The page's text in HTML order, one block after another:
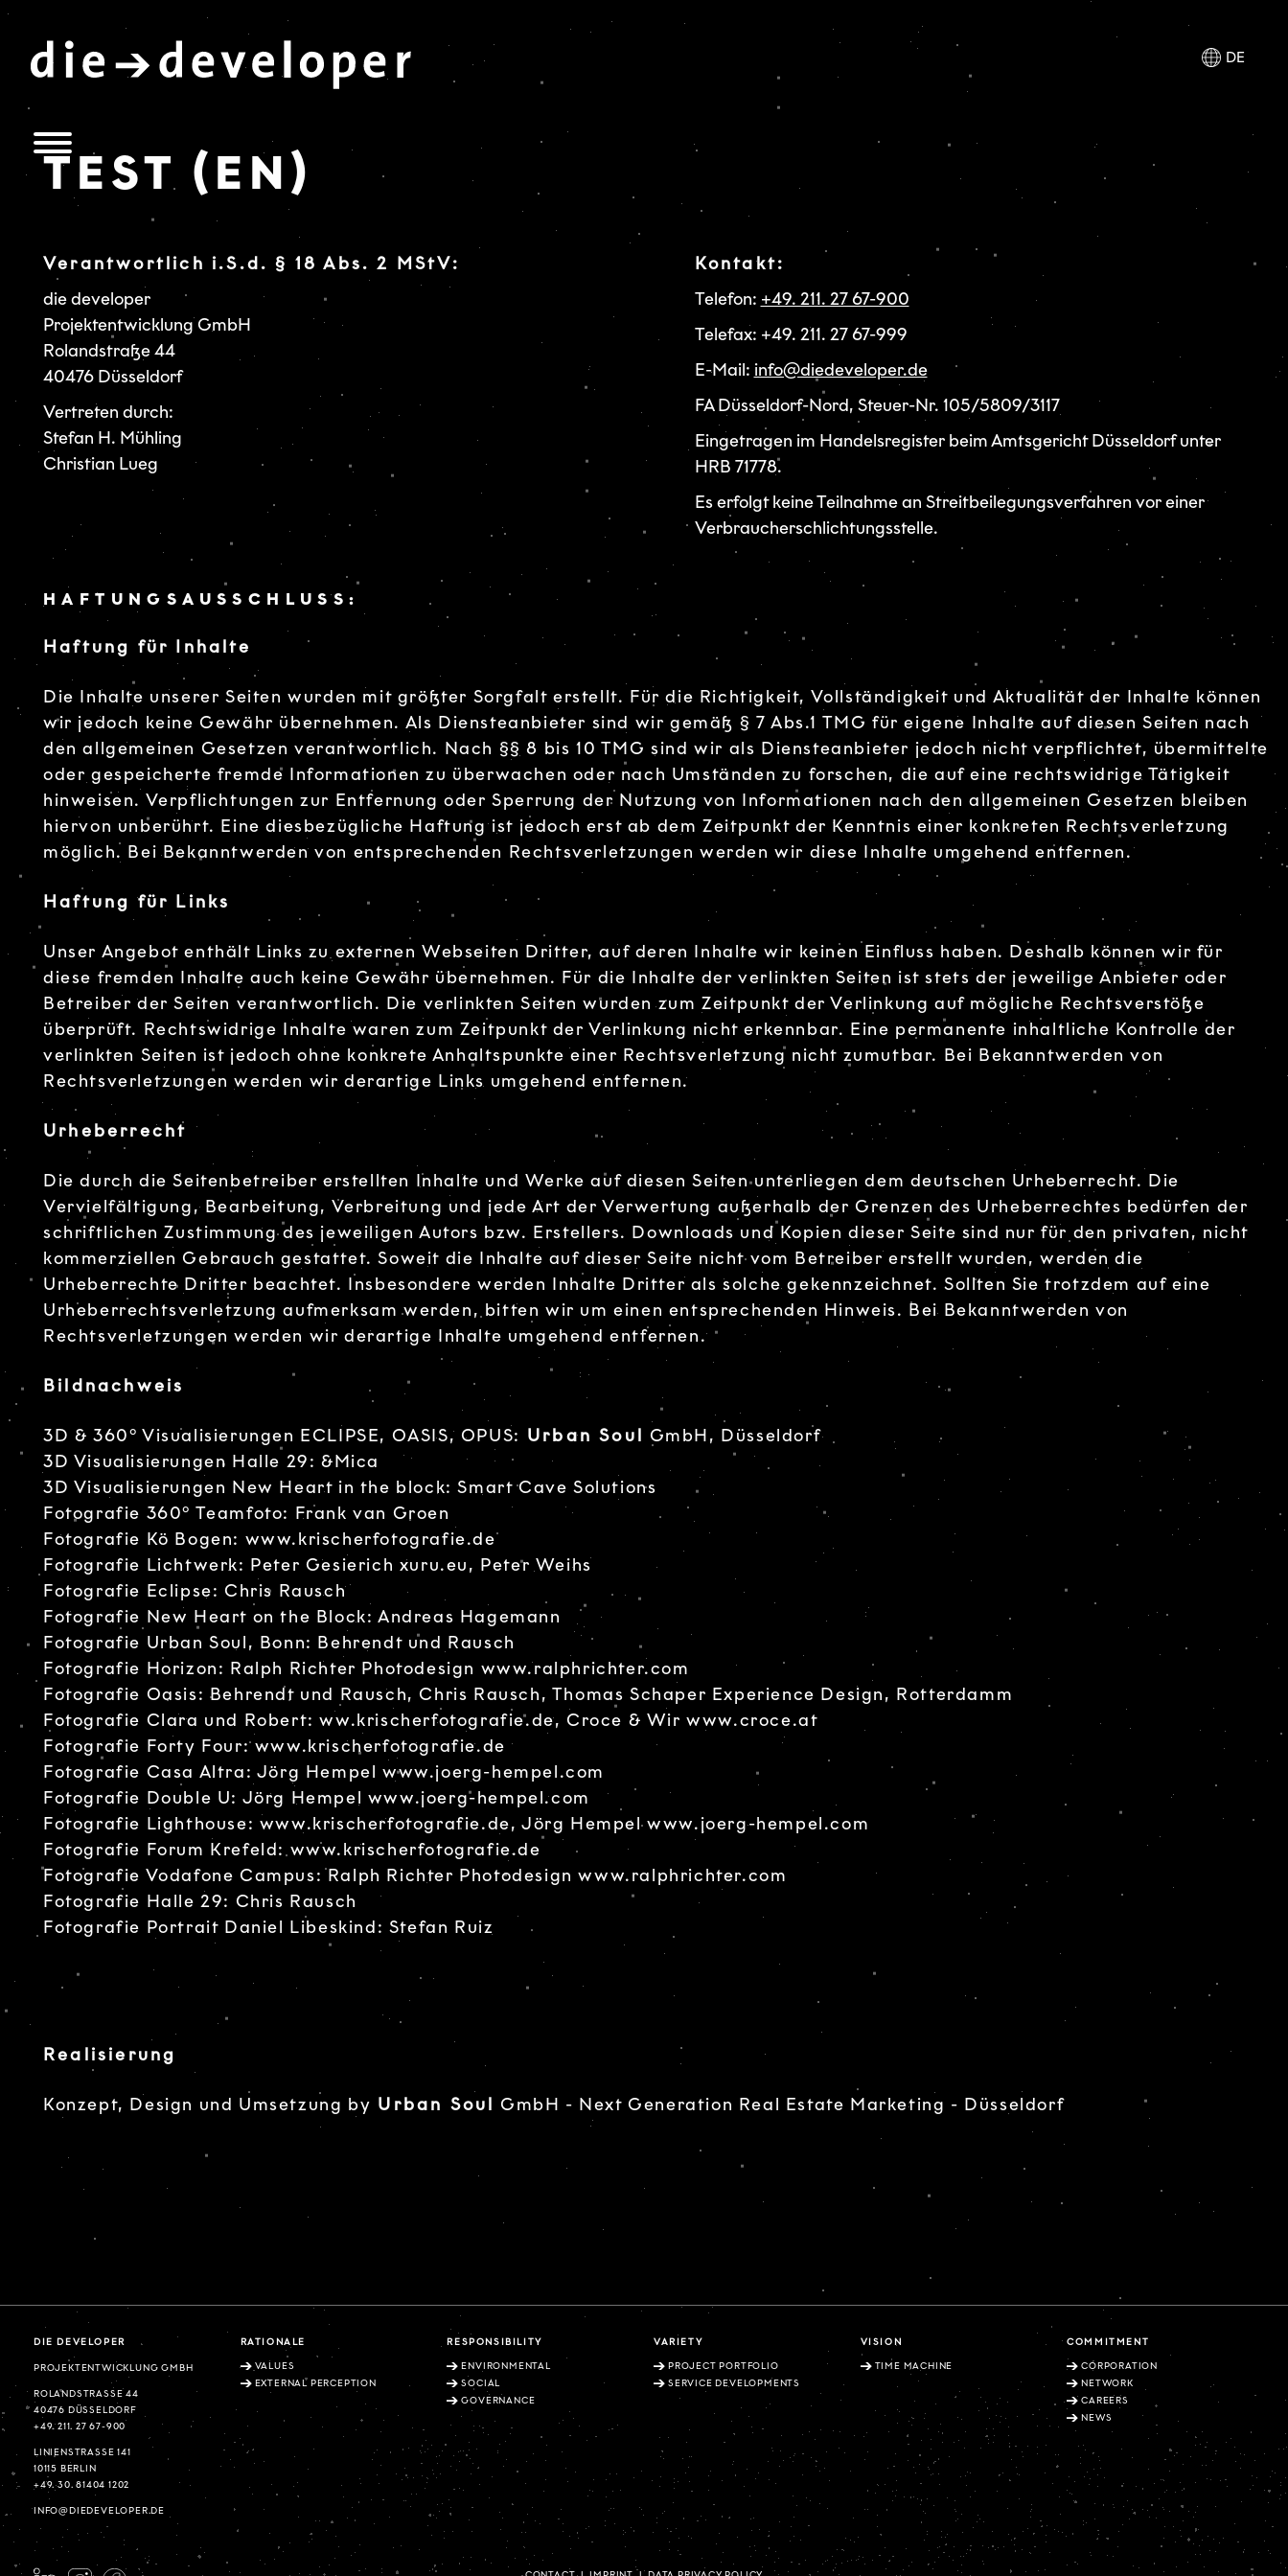
DE
TEST (EN)
Verantwortlich i.S.d. § 18 Abs. 2 MStV:
die developer
Projektentwicklung GmbH
Rolandstraße 44
40476 Düsseldorf
Vertreten durch:
Stefan H. Mühling
Christian Lueg
Kontakt:
Telefon: +49. 211. 27 67-900
Telefax: +49. 211. 27 67-999
E-Mail: info@diedeveloper.de
FA Düsseldorf-Nord, Steuer-Nr. 105/5809/3117
Eingetragen im Handelsregister beim Amtsgericht Düsseldorf unter
HRB 71778.
Es erfolgt keine Teilnahme an Streitbeilegungsverfahren vor einer
Verbraucherschlichtungsstelle.
HAFTUNGSAUSSCHLUSS:
Haftung für Inhalte
Die Inhalte unserer Seiten wurden mit größter Sorgfalt erstellt. Für die Richtigkeit, Vollständigkeit und Aktualität der Inhalte können
wir jedoch keine Gewähr übernehmen. Als Diensteanbieter sind wir gemäß § 7 Abs.1 TMG für eigene Inhalte auf diesen Seiten nach
den allgemeinen Gesetzen verantwortlich. Nach §§ 8 bis 10 TMG sind wir als Diensteanbieter jedoch nicht verpflichtet, übermittelte
oder gespeicherte fremde Informationen zu überwachen oder nach Umständen zu forschen, die auf eine rechtswidrige Tätigkeit
hinweisen. Verpflichtungen zur Entfernung oder Sperrung der Nutzung von Informationen nach den allgemeinen Gesetzen bleiben
hiervon unberührt. Eine diesbezügliche Haftung ist jedoch erst ab dem Zeitpunkt der Kenntnis einer konkreten Rechtsverletzung
möglich. Bei Bekanntwerden von entsprechenden Rechtsverletzungen werden wir diese Inhalte umgehend entfernen.
Haftung für Links
Unser Angebot enthält Links zu externen Webseiten Dritter, auf deren Inhalte wir keinen Einfluss haben. Deshalb können wir für
diese fremden Inhalte auch keine Gewähr übernehmen. Für die Inhalte der verlinkten Seiten ist stets der jeweilige Anbieter oder
Betreiber der Seiten verantwortlich. Die verlinkten Seiten wurden zum Zeitpunkt der Verlinkung auf mögliche Rechtsverstöße
überprüft. Rechtswidrige Inhalte waren zum Zeitpunkt der Verlinkung nicht erkennbar. Eine permanente inhaltliche Kontrolle der
verlinkten Seiten ist jedoch ohne konkrete Anhaltspunkte einer Rechtsverletzung nicht zumutbar. Bei Bekanntwerden von
Rechtsverletzungen werden wir derartige Links umgehend entfernen.
Urheberrecht
Die durch die Seitenbetreiber erstellten Inhalte und Werke auf diesen Seiten unterliegen dem deutschen Urheberrecht. Die
Vervielfältigung, Bearbeitung, Verbreitung und jede Art der Verwertung außerhalb der Grenzen des Urheberrechtes bedürfen der
schriftlichen Zustimmung des jeweiligen Autors bzw. Erstellers. Downloads und Kopien dieser Seite sind nur für den privaten, nicht
kommerziellen Gebrauch gestattet. Soweit die Inhalte auf dieser Seite nicht vom Betreiber erstellt wurden, werden die
Urheberrechte Dritter beachtet. Insbesondere werden Inhalte Dritter als solche gekennzeichnet. Sollten Sie trotzdem auf eine
Urheberrechtsverletzung aufmerksam werden, bitten wir um einen entsprechenden Hinweis. Bei Bekanntwerden von
Rechtsverletzungen werden wir derartige Inhalte umgehend entfernen.
Bildnachweis
3D & 360° Visualisierungen ECLIPSE, OASIS, OPUS: Urban Soul GmbH, Düsseldorf
3D Visualisierungen Halle 29: &Mica
3D Visualisierungen New Heart in the block: Smart Cave Solutions
Fotografie 360° Teamfoto: Frank van Groen
Fotografie Kö Bogen: www.krischerfotografie.de
Fotografie Lichtwerk: Peter Gesierich xuru.eu, Peter Weihs
Fotografie Eclipse: Chris Rausch
Fotografie New Heart on the Block: Andreas Hagemann
Fotografie Urban Soul, Bonn: Behrendt und Rausch
Fotografie Horizon: Ralph Richter Photodesign www.ralphrichter.com
Fotografie Oasis: Behrendt und Rausch, Chris Rausch, Thomas Schaper Experience Design, Rotterdamm
Fotografie Clara und Robert:ww.krischerfotografie.de, Croce & Wirwww.croce.at
Fotografie Forty Four:www.krischerfotografie.de
Fotografie Casa Altra: Jörg Hempelwww.joerg-hempel.com
Fotografie Double U: Jörg Hempel www.joerg-hempel.com
Fotografie Lighthouse: www.krischerfotografie.de, Jörg Hempelwww.joerg-hempel.com
Fotografie Forum Krefeld:www.krischerfotografie.de
Fotografie Vodafone Campus: Ralph Richter Photodesignwww.ralphrichter.com
Fotografie Halle 29: Chris Rausch
Fotografie Portrait Daniel Libeskind: Stefan Ruiz
Realisierung
Konzept, Design und Umsetzung by Urban Soul GmbH - Next Generation Real Estate Marketing - Düsseldorf
DIE DEVELOPER
PROJEKTENTWICKLUNG GMBH
ROLANDSTRASSE 44
40476 DÜSSELDORF
+49. 211. 27 67-900
LINIENSTRASSE 141
10115 BERLIN
+49. 30. 81404 1202
INFO@DIEDEVELOPER.DE
RATIONALE
VALUES
EXTERNAL PERCEPTION
RESPONSIBILITY
ENVIRONMENTAL
SOCIAL
GOVERNANCE
VARIETY
PROJECT PORTFOLIO
SERVICE DEVELOPMENTS
VISION
TIME MACHINE
COMMITMENT
CORPORATION
NETWORK
CAREERS
NEWS